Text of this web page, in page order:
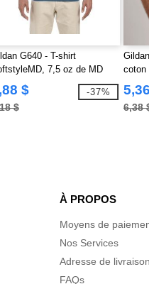
G640 - T-shirt
7,5 oz de MD
$
$
-37%
coton
6,38
À PROPOS
Moyens de
Nos Services
Adresse de livraison
FAQs